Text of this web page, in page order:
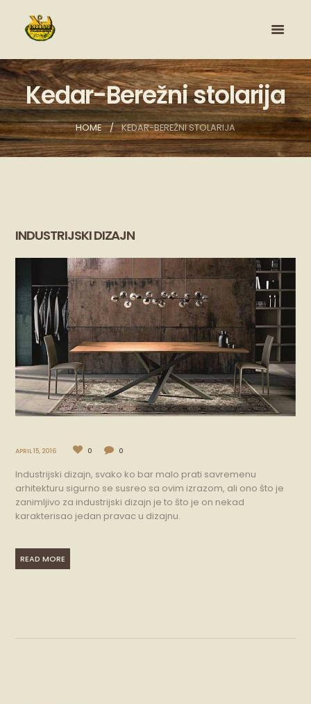
Kedar-Berežni stolarija
HOME KEDAR-BEREŽNI STOLARIJA
INDUSTRIJSKI DIZAJN
APRIL 15, 2016 0 0
Industrijski dizajn, svako ko bar malo prati savremenu
arhitekturu sigurno se susreo sa ovim izrazom, ali ono što je
zanimljivo za industrijski dizajn je to što je on nekad
karakterisao jedan pravac u dizajnu.
READ MORE